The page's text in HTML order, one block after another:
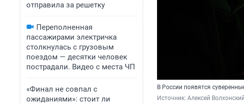
отправила за решетку
Переполненная
пассажирами электричка
столкнулась с грузовым
поездом — десятки человек
пострадали. Видео с места ЧП
«Финал не совпал с
ожиданиями»: стоит ли
В России появятся
Источник: Алексей